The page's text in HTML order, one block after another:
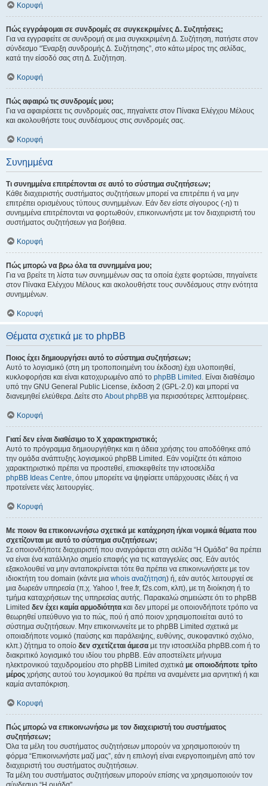
Κορυφή
Πώς εγγράφομαι σε συνδρομές σε συγκεκριμένες Δ. Συζητήσεις;
Για να εγγραφείτε σε συνδρομή σε μια συγκεκριμένη Δ. Συζήτηση, πατήστε στον
σύνδεσμο “Έναρξη συνδρομής Δ. Συζήτησης”, στο κάτω μέρος της σελίδας,
κατά την είσοδό σας στη Δ. Συζήτηση.
Κορυφή
Πώς αφαιρώ τις συνδρομές μου;
Για να αφαιρέσετε τις συνδρομές σας, πηγαίνετε στον Πίνακα Ελέγχου Μέλους
και ακολουθήστε τους συνδέσμους στις συνδρομές σας.
Κορυφή
Συνημμένα
Τι συνημμένα επιτρέπονται σε αυτό το σύστημα συζητήσεων;
Κάθε διαχειριστής συστήματος συζητήσεων μπορεί να επιτρέπει ή να μην
επιτρέπει ορισμένους τύπους συνημμένων. Εάν δεν είστε σίγουρος (-η) τι
συνημμένα επιτρέπονται να φορτωθούν, επικοινωνήστε με τον διαχειριστή του
συστήματος συζητήσεων για βοήθεια.
Κορυφή
Πώς μπορώ να βρω όλα τα συνημμένα μου;
Για να βρείτε τη λίστα των συνημμένων σας τα οποία έχετε φορτώσει, πηγαίνετε
στον Πίνακα Ελέγχου Μέλους και ακολουθήστε τους συνδέσμους στην ενότητα
συνημμένων.
Κορυφή
Θέματα σχετικά με το phpBB
Ποιος έχει δημιουργήσει αυτό το σύστημα συζητήσεων;
Αυτό το λογισμικό (στη μη τροποποιημένη του έκδοση) έχει υλοποιηθεί,
κυκλοφορήσει και είναι κατοχυρωμένο από το phpBB Limited . Είναι διαθέσιμο
υπό την GNU General Public License, έκδοση 2 (GPL-2.0) και μπορεί να
διανεμηθεί ελεύθερα. Δείτε στο About phpBB για περισσότερες λεπτομέρειες.
Κορυφή
Γιατί δεν είναι διαθέσιμο το Χ χαρακτηριστικό;
Αυτό το πρόγραμμα δημιουργήθηκε και η άδεια χρήσης του αποδόθηκε από
την ομάδα ανάπτυξης λογισμικού phpBB Limited. Εάν νομίζετε ότι κάποιο
χαρακτηριστικό πρέπει να προστεθεί, επισκεφθείτε την ιστοσελίδα
phpBB Ideas Centre, όπου μπορείτε να ψηφίσετε υπάρχουσες ιδέες ή να
προτείνετε νέες λειτουργίες.
Κορυφή
Με ποιον θα επικοινωνήσω σχετικά με κατάχρηση ή/και νομικά θέματα που
σχετίζονται με αυτό το σύστημα συζητήσεων;
Σε οποιονδήποτε διαχειριστή που αναγράφεται στη σελίδα “Η Ομάδα” θα πρέπει
να είναι ένα κατάλληλο σημείο επαφής για τις καταγγελίες σας. Εάν αυτός
εξακολουθεί να μην ανταποκρίνεται τότε θα πρέπει να επικοινωνήσετε με τον
ιδιοκτήτη του domain (κάντε μια whois αναζήτηση) ή, εάν αυτός λειτουργεί σε
μια δωρεάν υπηρεσία (π.χ. Yahoo !, free.fr, f2s.com, κλπ), με τη διοίκηση ή το
τμήμα καταχρήσεων της υπηρεσίας αυτής. Παρακαλώ σημειώστε ότι το phpBB
Limited δεν έχει καμία αρμοδιότητα και δεν μπορεί με οποιονδήποτε τρόπο να
θεωρηθεί υπεύθυνο για το πώς, πού ή από ποιον χρησιμοποιείται αυτό το
σύστημα συζητήσεων. Μην επικοινωνείτε με το phpBB Limited σχετικά με
οποιαδήποτε νομικό (παύσης και παράλειψης, ευθύνης, συκοφαντικό σχόλιο,
κλπ.) ζήτημα το οποίο δεν σχετίζεται άμεσα με την ιστοσελίδα phpBB.com ή το
διακριτικό λογισμικό του ιδίου του phpBB. Εάν αποστείλετε μήνυμα
ηλεκτρονικού ταχυδρομείου στο phpBB Limited σχετικά με οποιοδήποτε τρίτο
μέρος χρήσης αυτού του λογισμικού θα πρέπει να αναμένετε μια αρνητική ή και
καμία ανταπόκριση.
Κορυφή
Πώς μπορώ να επικοινωνήσω με τον διαχειριστή του συστήματος
συζητήσεων;
Όλα τα μέλη του συστήματος συζητήσεων μπορούν να χρησιμοποιούν τη
φόρμα “Επικοινωνήστε μαζί μας”, εάν η επιλογή είναι ενεργοποιημένη από τον
διαχειριστή του συστήματος συζητήσεων.
Τα μέλη του συστήματος συζητήσεων μπορούν επίσης να χρησιμοποιούν τον